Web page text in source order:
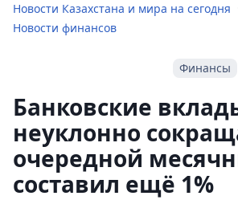
Новости Казахстана и мира на сегодня
Новости финансов
Финансы
Банковские
неуклонно
очередной
составил ещё 1%